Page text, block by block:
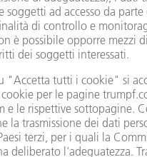
Condizioni generali di contratto
CONTATTO
RICAMBI TRUMPF ITALIA
+39 02 48489420
lunedì a venerdì: 08:30 – 18:00
ricambi@trumpf.com
CONTATTO
UTENSILI TRUMPF ITALIA
+39 02 48489482